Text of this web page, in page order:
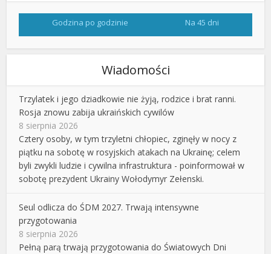
Godzina po godzinie Na 45 dni
Wiadomości
Trzylatek i jego dziadkowie nie żyją, rodzice i brat ranni.
Rosja znowu zabija ukraińskich cywilów
8 sierpnia 2026
Cztery osoby, w tym trzyletni chłopiec, zginęły w nocy z
piątku na sobotę w rosyjskich atakach na Ukrainę; celem
byli zwykli ludzie i cywilna infrastruktura - poinformował w
sobotę prezydent Ukrainy Wołodymyr Zełenski.
Seul odlicza do ŚDM 2027. Trwają intensywne
przygotowania
8 sierpnia 2026
Pełną parą trwają przygotowania do Światowych Dni